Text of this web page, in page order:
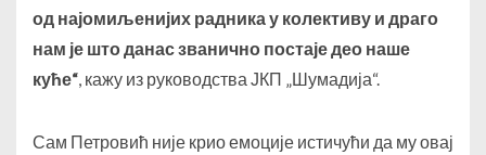
од најомиљенијих радника у колективу и драго
нам је што данас званично постаје део наше
куће“, кажу из руководства ЈКП „Шумадија“.
Сам Петровић није крио емоције истичући да му овај